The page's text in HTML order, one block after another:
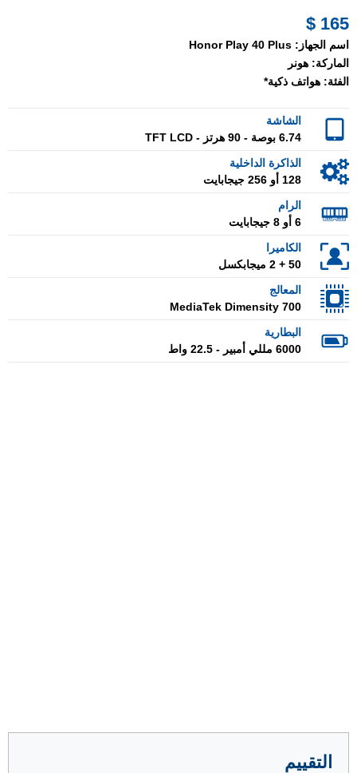
165 $
اسم الجهاز: Honor Play 40 Plus
الماركة: هونر
الفئة: هواتف ذكية*
الشاشة
6.74 بوصة - 90 هرتز - TFT LCD
الذاكرة الداخلية
128 أو 256 جيجابايت
الرام
6 أو 8 جيجابايت
الكاميرا
50 + 2 ميجابكسل
المعالج
MediaTek Dimensity 700
البطارية
6000 مللي أمبير - 22.5 واط
التقييم